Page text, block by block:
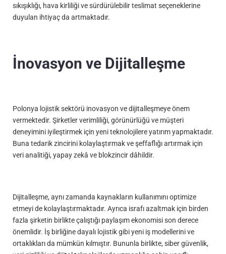
sıkışıklığı, hava kirliliği ve sürdürülebilir teslimat seçeneklerine
duyulan ihtiyaç da artmaktadır.
İnovasyon ve Dijitalleşme
Polonya lojistik sektörü inovasyon ve dijitalleşmeye önem
vermektedir. Şirketler verimliliği, görünürlüğü ve müşteri
deneyimini iyileştirmek için yeni teknolojilere yatırım yapmaktadır.
Buna tedarik zincirini kolaylaştırmak ve şeffaflığı artırmak için
veri analitiği, yapay zekâ ve blokzincir dâhildir.
Dijitalleşme, aynı zamanda kaynakların kullanımını optimize
etmeyi de kolaylaştırmaktadır. Ayrıca israfı azaltmak için birden
fazla şirketin birlikte çalıştığı paylaşım ekonomisi son derece
önemlidir. İş birliğine dayalı lojistik gibi yeni iş modellerini ve
ortaklıkları da mümkün kılmıştır. Bununla birlikte, siber güvenlik,